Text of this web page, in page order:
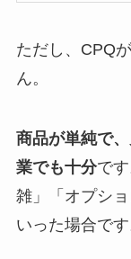
ただし、CPQ
ん。
商品が単純で
業でも十分で
雑」「オプシ
いった場合です